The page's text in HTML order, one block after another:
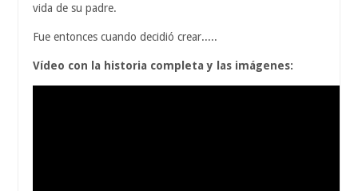
vida de su padre.
Fue entonces cuando decidió crear.....
Vídeo con la historia completa y las imágenes: